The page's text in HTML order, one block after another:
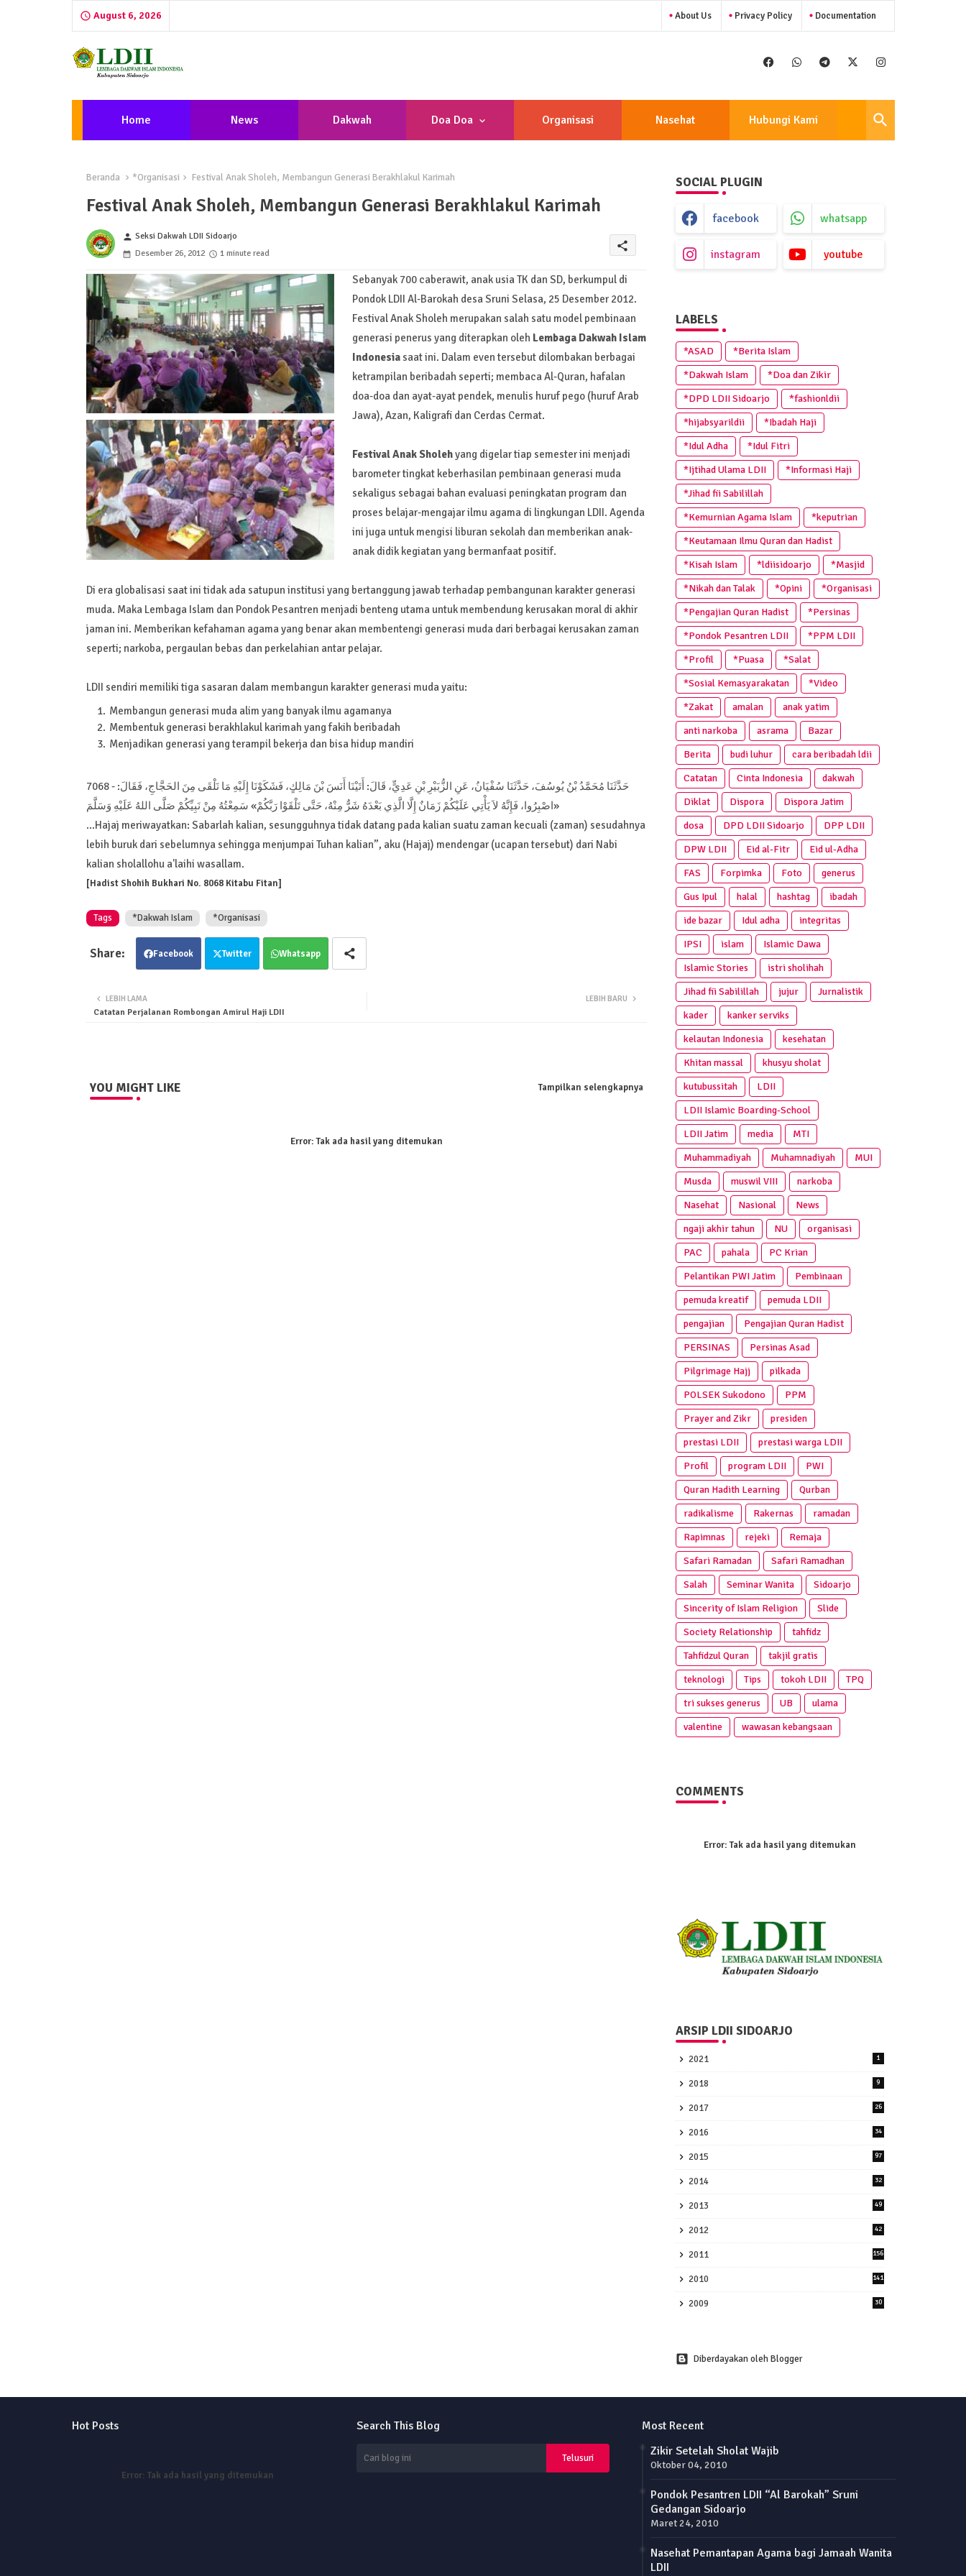
August 6, 2026 About Us Privacy Policy Documentation
Home News Dakwah Doa Doa Organisasi Nasehat Hubungi Kami
Beranda *Organisasi Festival Anak Sholeh, Membangun Generasi Berakhlakul Karimah
Festival Anak Sholeh, Membangun Generasi Berakhlakul Karimah
person Seksi Dakwah LDII Sidoarjo
Desember 26, 2012
1 minute read
share
Sebanyak 700 caberawit, anak usia TK dan SD, berkumpul di
Pondok LDII Al-Barokah desa Sruni Selasa, 25 Desember 2012.
Festival Anak Sholeh merupakan salah satu model pembinaan
generasi penerus yang diterapkan oleh Lembaga Dakwah Islam
Indonesiasaat ini. Dalam even tersebut dilombakan berbagai
ketrampilan beribadah seperti; membaca Al-Quran, hafalan
doa-doa dan ayat-ayat pendek, menulis huruf pego (huruf Arab
Jawa), Azan, Kaligrafi dan Cerdas Cermat.
Festival Anak Sholehyang digelar tiap semester ini menjadi
barometer tingkat keberhasilan pembinaan generasi muda
sekaligus sebagai bahan evaluasi peningkatan program dan
proses belajar-mengajar ilmu agama di lingkungan LDII. Agenda
ini juga untuk mengisi liburan sekolah dan memberikan anak-
anak didik kegiatan yang bermanfaat positif.
Di era globalisasi saat ini tidak ada satupun institusi yang bertanggung jawab terhadap pembangunan karakter generasi
muda. Maka Lembaga Islam dan Pondok Pesantren menjadi benteng utama untuk membendung kerusakan moral di akhir
jaman ini. Memberikan kefahaman agama yang benar akan membentengi generasi muda dari berbagai kerusakan zaman
seperti; narkoba, pergaulan bebas dan perkelahian antar pelajar.
LDII sendiri memiliki tiga sasaran dalam membangun karakter generasi muda yaitu:
Membangun generasi muda alim yang banyak ilmu agamanya
Membentuk generasi berakhlakul karimah yang fakih beribadah
Menjadikan generasi yang terampil bekerja dan bisa hidup mandiri
7068 - حَدَّثَنَا مُحَمَّدُ بْنُ يُوسُفَ، حَدَّثَنَا سُفْيَانُ، عَنِ الزُّبَيْرِ بْنِ عَدِيٍّ، قَالَ: أَتَيْنَا أَنَسَ بْنَ مَالِكٍ، فَشَكَوْنَا إِلَيْهِ مَا نَلْقَى مِنَ الحَجَّاجِ، فَقَالَ:
«اصْبِرُوا، فَإِنَّهُ لاَ يَأْتِي عَلَيْكُمْ زَمَانٌ إِلَّا الَّذِي بَعْدَهُ شَرٌّ مِنْهُ، حَتَّى تَلْقَوْا رَبَّكُمْ» سَمِعْتُهُ مِنْ نَبِيِّكُمْ صَلَّى اللهُ عَلَيْهِ وَسَلَّمَ
...Hajaj meriwayatkan: Sabarlah kalian, sesungguhnya tidak datang pada kalian suatu zaman kecuali (zaman) sesudahnya
lebih buruk dari sebelumnya sehingga menjumpai Tuhan kalian”, aku (Hajaj) mendengar (ucapan tersebut) dari Nabi
kalian sholallohu a'laihi wasallam.
[Hadist Shohih Bukhari No. 8068 Kitabu Fitan]
Tags *Dakwah Islam *Organisasi
Facebook Twitter Whatsapp
LEBIH BARU
LEBIH LAMA
Catatan Perjalanan Rombongan Amirul Haji LDII
YOU MIGHT LIKE Tampilkan selengkapnya
Error:Tak ada hasil yang ditemukan
SOCIAL PLUGIN
facebook whatsapp
instagram youtube
LABELS
*ASAD
*Berita Islam
*Dakwah Islam
*Doa dan Zikir
*DPD LDII Sidoarjo
*fashionldii
*hijabsyarildii
*Ibadah Haji
*Idul Adha
*Idul Fitri
*Ijtihad Ulama LDII
*Informasi Haji
*Jihad fii Sabilillah
*Kemurnian Agama Islam
*keputrian
*Keutamaan Ilmu Quran dan Hadist
*Kisah Islam
*ldiisidoarjo
*Masjid
*Nikah dan Talak
*Opini
*Organisasi
*Pengajian Quran Hadist
*Persinas
*Pondok Pesantren LDII
*PPM LDII
*Profil
*Puasa
*Salat
*Sosial Kemasyarakatan
*Video
*Zakat
amalan
anak yatim
anti narkoba
asrama
Bazar
Berita
budi luhur
cara beribadah ldii
Catatan
Cinta Indonesia
dakwah
Diklat
Dispora
Dispora Jatim
dosa
DPD LDII Sidoarjo
DPP LDII
DPW LDII
Eid al-Fitr
Eid ul-Adha
FAS
Forpimka Foto
generus
Gus Ipul
halal hashtag
ibadah
ide bazar
Idul adha
integritas
IPSI
islam
Islamic Dawa
Islamic Stories
istri sholihah
Jihad fii Sabilillah
jujur
Jurnalistik
kader
kanker serviks
kelautan Indonesia
kesehatan
Khitan massal
khusyu sholat
kutubussitah
LDII
LDII Islamic Boarding-School
LDII Jatim
media
MTI
Muhammadiyah
Muhamnadiyah
MUI
Musda
muswil VIII
narkoba
Nasehat
Nasional
News
ngaji akhir tahun
NU
organisasi
PAC
pahala
PC Krian
Pelantikan PWI Jatim
Pembinaan
pemuda kreatif
pemuda LDII
pengajian
Pengajian Quran Hadist
PERSINAS
Persinas Asad
Pilgrimage Hajj
pilkada
POLSEK Sukodono
PPM
Prayer and Zikr
presiden
prestasi LDII
prestasi warga LDII
Profil
program LDII
PWI
Quran Hadith Learning
Qurban
radikalisme
Rakernas
ramadan
Rapimnas
rejeki
Remaja
Safari Ramadan
Safari Ramadhan
Salah
Seminar Wanita
Sidoarjo
Sincerity of Islam Religion
Slide
Society Relationship
tahfidz
Tahfidzul Quran
takjil gratis
teknologi
Tips tokoh LDII
TPQ
tri sukses generus
UB
ulama
valentine
wawasan kebangsaan
COMMENTS
Error:Tak ada hasil yang ditemukan
ARSIP LDII SIDOARJO
2021 1
2018 9
2017 26
2016 34
2015 97
2014 32
2013 49
2012 42
2011 156
2010 141
2009 30
Diberdayakan oleh Blogger
Hot Posts
Error: Tak ada hasil yang ditemukan
Search This Blog
Most Recent
Zikir Setelah Sholat Wajib
Oktober 04, 2010
Pondok Pesantren LDII “Al Barokah” Sruni
Gedangan Sidoarjo
Maret 24, 2010
Nasehat Pemantapan Agama bagi Jamaah Wanita
LDII